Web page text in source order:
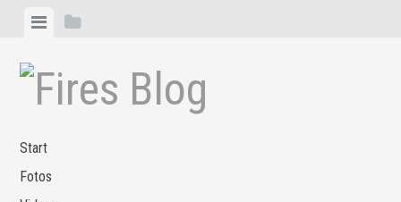
Zum
springen
MenüSeitenleiste
Start
Fotos